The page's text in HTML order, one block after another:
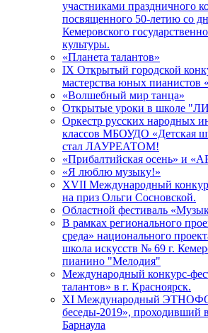
участниками праздничного
посвященного 50-летию со
Кемеровского
культуры.
«Планета талантов»
IX Открытый городской
мастерства юных пианистов
«Волшебный мир танца»
Открытые уроки в школе
Оркестр русских народных
классов МБОУДО «Детская
стал ЛАУРЕАТОМ!
«Прибалтийская осень» и
«Я люблю музыку!»
XVII Международный
на приз Ольги Сосновской.
Областной фестиваль
В рамках регионального
среда» национального
школа искусств № 69 г.
пианино "Мелодия"
Международный конкурс-
талантов» в г. Красноярск.
XI Международный
беседы-2019», проходивший
Барнаула